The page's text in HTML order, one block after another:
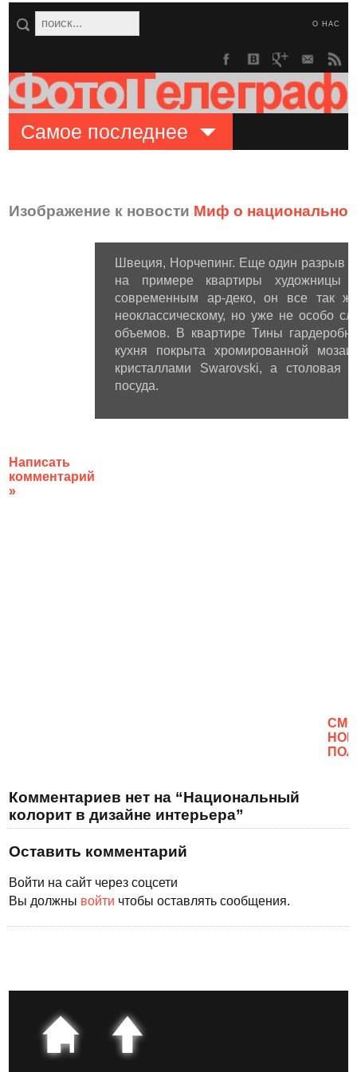
О НАС
Самое последнее
Изображение к новости Миф о
Написать
комментарий
»
Швеция, Норчепинг. Еще один разрыв
на примере квартиры художницы
современным ар-деко, он все так
неоклассическому, но уже не особо
объемов. В квартире Тины
кухня покрыта хромированной
кристаллами Swarovski, а столовая
посуда.
Комментариев нет на “Национальный
колорит в дизайне интерьера”
Оставить комментарий
Войти на сайт через соцсети
Вы должны войти чтобы оставлять сообщения.